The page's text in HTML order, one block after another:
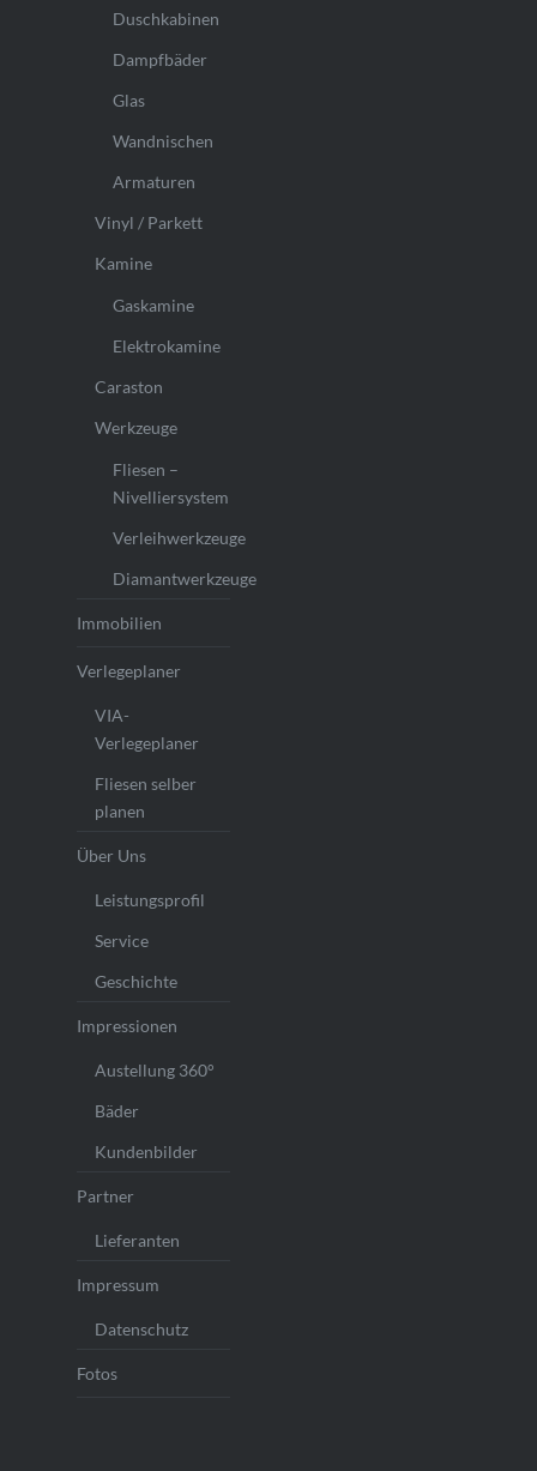
Duschkabinen
Dampfbäder
Glas
Wandnischen
Armaturen
Vinyl / Parkett
Kamine
Gaskamine
Elektrokamine
Caraston
Werkzeuge
Fliesen –
Nivelliersystem
Verleihwerkzeuge
Diamantwerkzeuge
Immobilien
Verlegeplaner
VIA-
Verlegeplaner
Fliesen selber
planen
Über Uns
Leistungsprofil
Service
Geschichte
Impressionen
Austellung 360°
Bäder
Kundenbilder
Partner
Lieferanten
Impressum
Datenschutz
Fotos